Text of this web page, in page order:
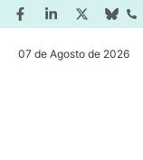
07 de Agosto de 2026